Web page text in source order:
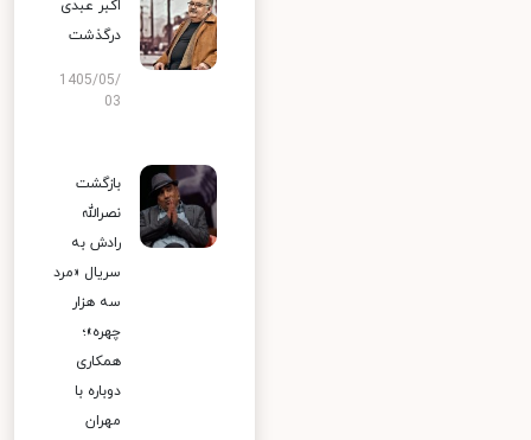
اکبر عبدی
درگذشت
1405/05/
03
بازگشت
نصرالله
رادش به
سریال «مرد
سه هزار
چهره»؛
همکاری
دوباره با
مهران